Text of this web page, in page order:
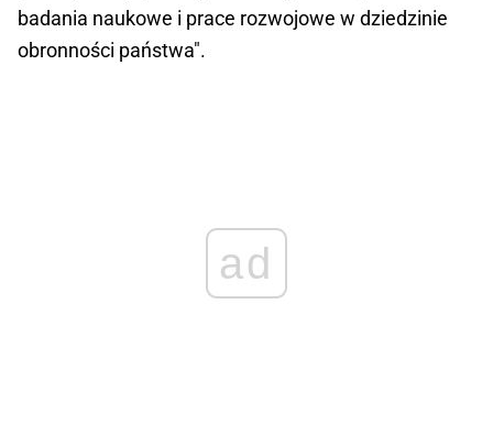
badania naukowe i prace rozwojowe w dziedzinie
obronności państwa".
ad